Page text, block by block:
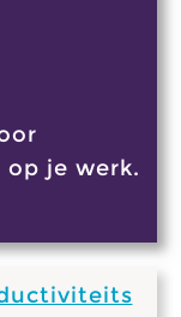
je werk.